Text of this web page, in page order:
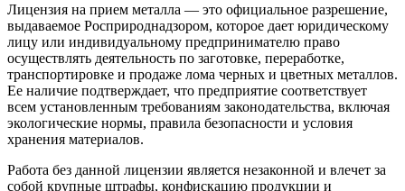
Лицензия на прием металла — это официальное разрешение,
выдаваемое Росприроднадзором, которое дает юридическому
лицу или индивидуальному предпринимателю право
осуществлять деятельность по заготовке, переработке,
транспортировке и продаже лома черных и цветных металлов.
Ее наличие подтверждает, что предприятие соответствует
всем установленным требованиям законодательства, включая
экологические нормы, правила безопасности и условия
хранения материалов.
Работа без данной лицензии является незаконной и влечет за
собой крупные штрафы, конфискацию продукции и